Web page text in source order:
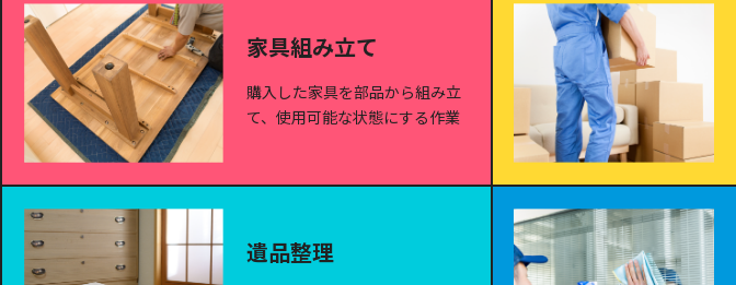
家具組み立て
購入した家具を部品から組み立
て、使用可能な状態にする作業
遺品整理